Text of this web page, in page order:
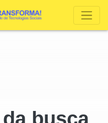
busca